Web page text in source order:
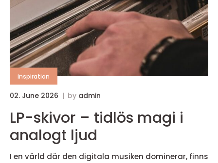
inspiration
02. June 2026 by admin
LP-skivor – tidlös magi i
analogt ljud
I en värld där den digitala musiken dominerar, finns